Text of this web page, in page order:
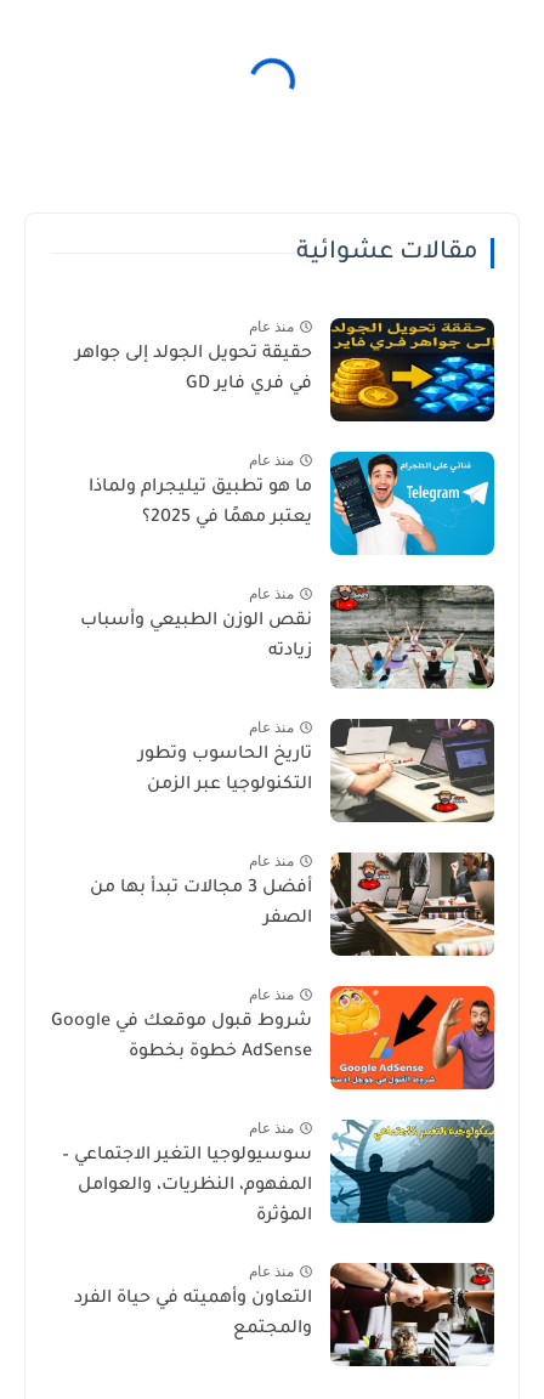
مقالات عشوائية
منذ عام
حقيقة تحويل الجولد إلى جواهر
في فري فاير GD
منذ عام
ما هو تطبيق تيليجرام ولماذا
يعتبر مهمًا في 2025؟
منذ عام
نقص الوزن الطبيعي وأسباب
زيادته
منذ عام
تاريخ الحاسوب وتطور
التكنولوجيا عبر الزمن
منذ عام
أفضل 3 مجالات تبدأ بها من
الصفر
منذ عام
شروط قبول موقعك في Google
AdSense خطوة بخطوة
منذ عام
سوسيولوجيا التغير الاجتماعي –
المفهوم، النظريات، والعوامل
المؤثرة
منذ عام
التعاون وأهميته في حياة الفرد
والمجتمع